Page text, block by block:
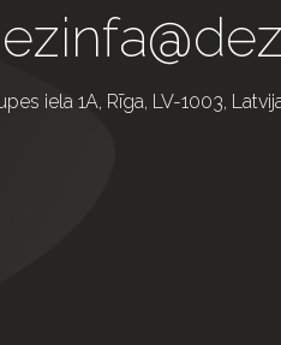
iela 1A, Rīga, LV-1003,